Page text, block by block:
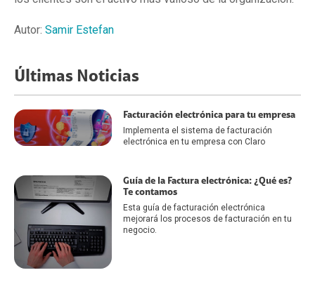
Autor: Samir Estefan
Últimas Noticias
Facturación electrónica para tu empresa
Implementa el sistema de facturación
electrónica en tu empresa con Claro
Guía de la Factura electrónica: ¿Qué es?
Te contamos
Esta guía de facturación electrónica
mejorará los procesos de facturación en tu
negocio.